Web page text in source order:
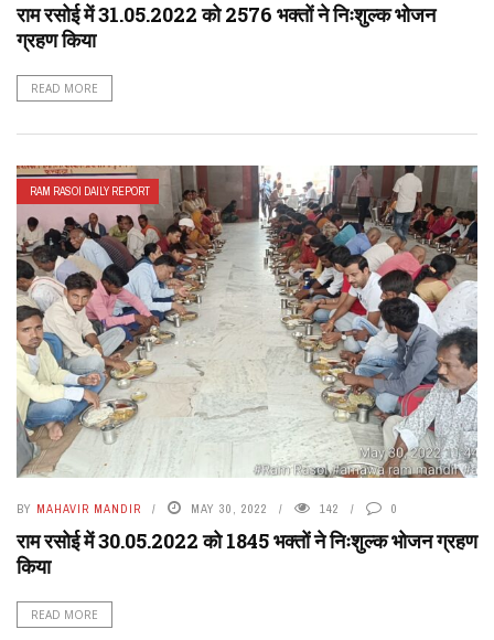
राम रसोई में 31.05.2022 को 2576 भक्तों ने निःशुल्क भोजन
ग्रहण किया
READ MORE
RAM RASOI DAILY REPORT
BY MAHAVIR MANDIR MAY 30, 2022 142 0
राम रसोई में 30.05.2022 को 1845 भक्तों ने निःशुल्क भोजन ग्रहण
किया
READ MORE